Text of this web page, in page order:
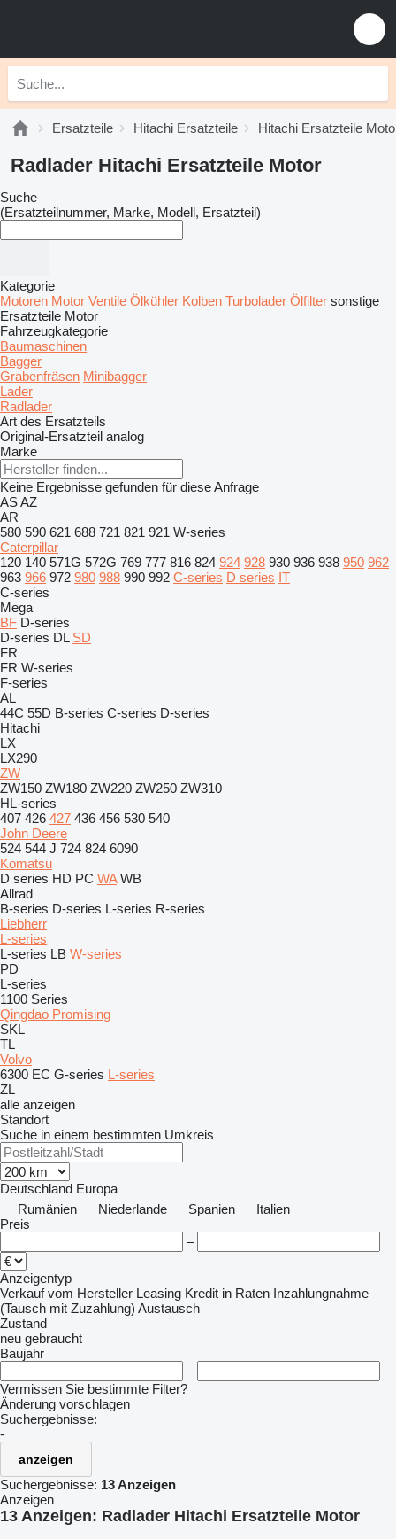
Ersatzteile Hitachi Ersatzteile Hitachi Ersatzteile
Radlader Hitachi Ersatzteile Motor
Suche
(Ersatzteilnummer, Marke, Modell, Ersatzteil)
Kategorie
Motoren Motor Ventile Ölkühler Kolben Turbolader Ölfilter sonstige
Ersatzteile Motor
Fahrzeugkategorie
Baumaschinen
Bagger
Grabenfräsen Minibagger
Lader
Radlader
Art des Ersatzteils
Original-Ersatzteil analog
Marke
Keine Ergebnisse gefunden für diese Anfrage
ASAZ
AR
580 590 621 688 721 821 921 W-series
Caterpillar
120 140 571G 572G 769 777 816 824 924 928 930 936 938 950 962
963 966 972 980 988 990 992 C-series D series IT
C-series
Mega
BF D-series
D-series DL SD
FR
FR W-series
F-series
AL
44C 55D B-series C-series D-series
Hitachi
LX
LX290
ZW
ZW150 ZW180 ZW220 ZW250 ZW310
HL-series
407 426 427 436 456 530 540
John Deere
524 544 J 724 824 6090
Komatsu
D series HD PC WA WB
Allrad
B-series D-series L-series R-series
Liebherr
L-series
L-series LB W-series
PD
L-series
1100 Series
Qingdao Promising
SKL
TL
Volvo
6300 EC G-series L-series
ZL
alle anzeigen
Standort
Suche in einem bestimmten Umkreis
Deutschland Europa
Rumänien
Niederlande Spanien
Italien
Preis
–
Anzeigentyp
Verkauf vom Hersteller Leasing Kredit in Raten Inzahlungnahme
(Tausch mit Zuzahlung) Austausch
Zustand
neu gebraucht
Baujahr
–
Vermissen Sie bestimmte Filter?
Änderung vorschlagen
Suchergebnisse:
-
anzeigen
Suchergebnisse: 13 Anzeigen
Anzeigen
13 Anzeigen: Radlader Hitachi Ersatzteile Motor